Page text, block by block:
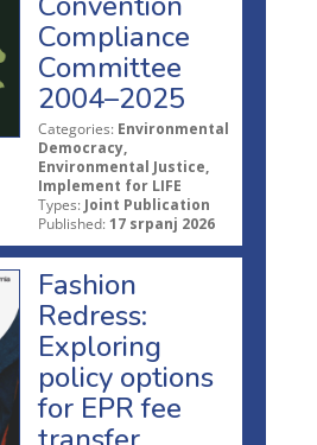
Compliance
Committee
2004–2025
Categories: Environmental
Democracy,
Environmental Justice,
Implement for LIFE
Types: Joint Publication
Published: 17 srpanj 2026
Fashion
Redress:
Exploring
policy options
for EPR fee